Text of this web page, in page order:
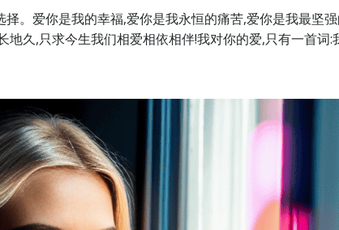
。爱你是我的幸福,爱你是我永恒的痛苦,爱你是我最坚
久,只求今生我们相爱相依相伴!我对你的爱,只有一首词: